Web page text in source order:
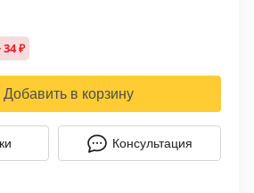
34 ₽
Добавить в корзину
Консультация